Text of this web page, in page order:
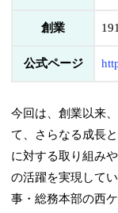
創業
公式ページ
今回は、創業以来
て、さらなる成長
に対する取り組み
の活躍を実現して
事・総務本部の西